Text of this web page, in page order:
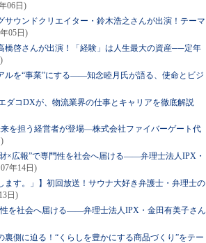
06日)
サウンドクリエイター・鈴木浩之さんが出演！テーマ
05日)
橋啓さんが出演！「経験」は人生最大の資産──定年
ルを“事業”にする――知念睦月氏が語る、使命とビジ
ダコDXが、物流業界の仕事とキャリアを徹底解説
を担う経営者が登場―株式会社ファイバーゲート代
×広報”で専門性を社会へ届ける――弁理士法人IPX・
年14日)
ます。」】初回放送！サウナ大好き弁護士・弁理士の
日)
性を社会へ届ける――弁理士法人IPX・金田有美子さん
側に迫る！“くらしを豊かにする商品づくり”をテー